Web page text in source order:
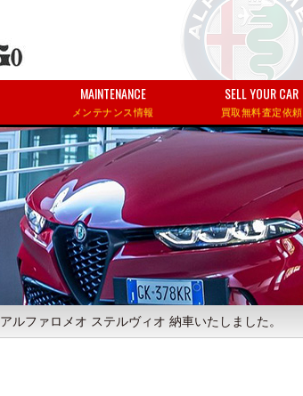
MAINTENANCE
メンテナンス情報
SELL YOUR CAR
買取無料査定依頼
アルファロメオ ステルヴィオ 納車いたしました。